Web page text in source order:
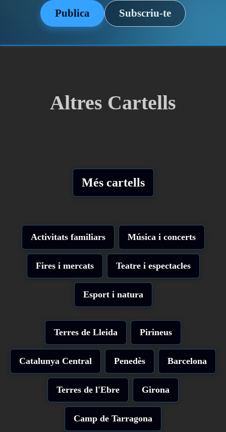
Publica Subscriu-te
Altres Cartells
Més cartells
Activitats familiars Música i concerts
Fires i mercats Teatre i espectacles
Esport i natura
Terres de Lleida Pirineus
Catalunya Central Penedès Barcelona
Terres de l'Ebre Girona
Camp de Tarragona